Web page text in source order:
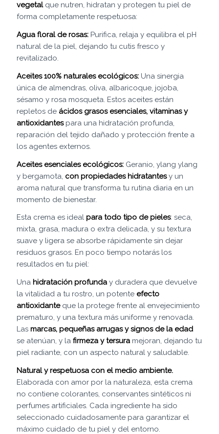
vegetalque nutren, hidratan y protegen tu piel de
forma completamente respetuosa:
Agua floral de rosas:Purifica, relaja y equilibra el pH
natural de la piel, dejando tu cutis fresco y
revitalizado.
Aceites 100% naturales ecológicos:Una sinergia
única de almendras, oliva, albaricoque, jojoba,
sésamo y rosa mosqueta. Estos aceites están
repletos de ácidos grasos esenciales, vitaminas y
antioxidantespara una hidratación profunda,
reparación del tejido dañado y protección frente a
los agentes externos.
Aceites esenciales ecológicos:Geranio, ylang ylang
y bergamota, con propiedades hidratantesy un
aroma natural que transforma tu rutina diaria en un
momento de bienestar.
Esta crema es ideal para todo tipo de pieles: seca,
mixta, grasa, madura o extra delicada, y su textura
suave y ligera se absorbe rápidamente sin dejar
residuos grasos. En poco tiempo notarás los
resultados en tu piel:
Una hidratación profunday duradera que devuelve
la vitalidad a tu rostro, un potente efecto
antioxidanteque la protege frente al envejecimiento
prematuro, y una textura más uniforme y renovada.
Lasmarcas, pequeñas arrugas y signos de la edad
se atenúan, y la firmeza y tersuramejoran, dejando tu
piel radiante, con un aspecto natural y saludable.
Natural y respetuosa con el medio ambiente.
Elaborada con amor por la naturaleza, esta crema
no contiene colorantes, conservantes sintéticos ni
perfumes artificiales. Cada ingrediente ha sido
seleccionado cuidadosamente para garantizar el
máximo cuidado de tu piel y del entorno.